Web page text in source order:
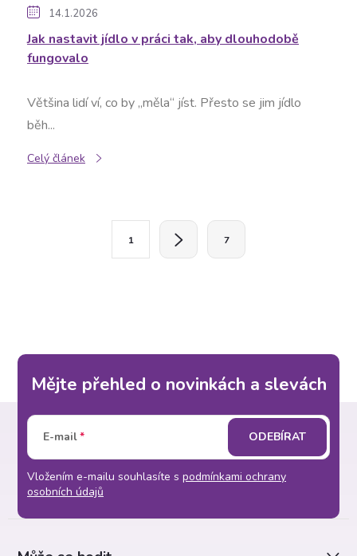
14.1.2026
Jak nastavit jídlo v práci tak, aby dlouhodobě
fungovalo
Většina lidí ví, co by „měla“ jíst. Přesto se jim jídlo
běh...
Celý článek
d
c
p
r
o
1 7
Mějte přehled o novinkách a slevách
E-mail
Vložením e-mailu souhlasíte s podmínkami ochrany
osobních údajů
ODEBÍRAT